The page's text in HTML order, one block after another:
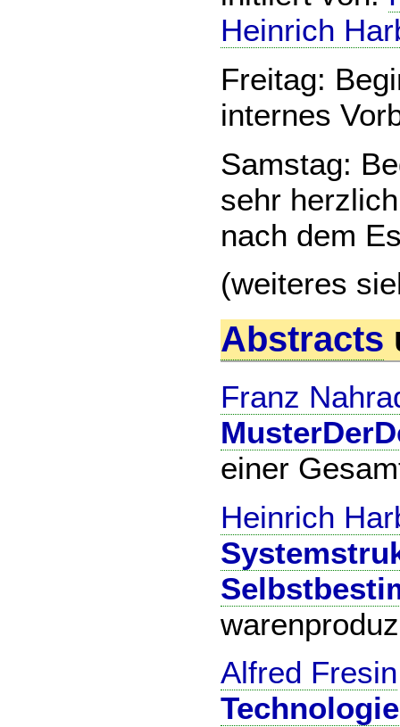
Heinrich
Freitag:
internes
Samstag:
sehr
nach dem
(weiteres
Abstracts
Franz
einer
Heinrich
Alfred Fresin
Technologie